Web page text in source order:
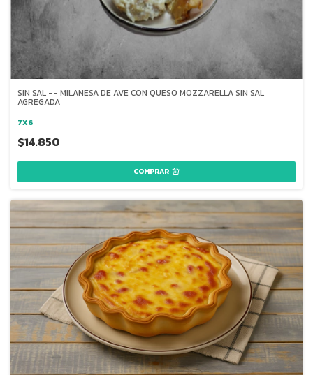
SIN SAL -- MILANESA DE AVE CON QUESO MOZZARELLA SIN SAL
AGREGADA
7X6
$14.850
COMPRAR